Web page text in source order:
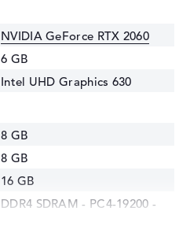
NVIDIA GeForce RTX 2060
6 GB
Intel UHD Graphics 630
8 GB
8 GB
16 GB
DDR4 SDRAM - PC4-19200 -